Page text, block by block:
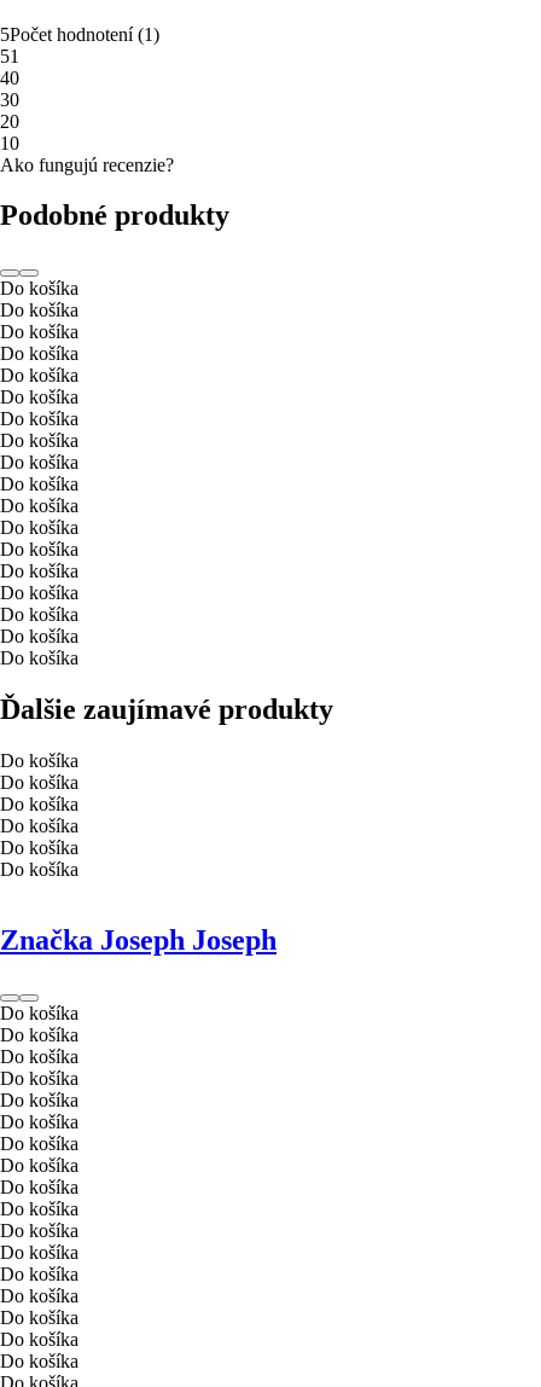
5Počet hodnotení(1)
51
40
30
20
10
Ako fungujú recenzie?
Podobné produkty
Do košíka
Do košíka
Do košíka
Do košíka
Do košíka
Do košíka
Do košíka
Do košíka
Do košíka
Do košíka
Do košíka
Do košíka
Do košíka
Do košíka
Do košíka
Do košíka
Do košíka
Do košíka
Ďalšie zaujímavé produkty
Do košíka
Do košíka
Do košíka
Do košíka
Do košíka
Do košíka
Značka Joseph Joseph
Do košíka
Do košíka
Do košíka
Do košíka
Do košíka
Do košíka
Do košíka
Do košíka
Do košíka
Do košíka
Do košíka
Do košíka
Do košíka
Do košíka
Do košíka
Do košíka
Do košíka
Do košíka